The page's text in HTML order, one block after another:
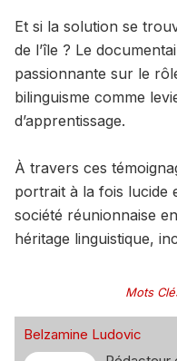
Et si la solution se
de l’île ? Le
passionnante sur le
bilinguisme comme
d’apprentissage.
À travers ces
portrait à la fois lucide
société réunionnaise
héritage linguistique,
Mots
Belzamine Ludovic